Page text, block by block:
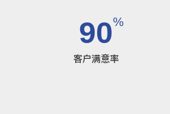
90%
客户满意率